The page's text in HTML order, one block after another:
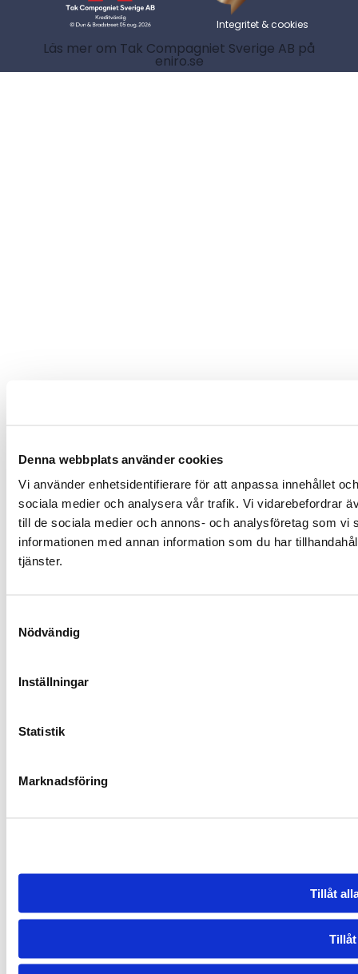
Denna webbplats använder cookies
Vi använder enhetsidentifierare för att anpassa innehållet
sociala medier och analysera vår trafik. Vi vidarebefordrar
till de sociala medier och annons- och analysföretag som
informationen med annan information som du har
tjänster.
Nödvändig
Inställningar
Statistik
Marknadsföring
Tillåt
Integritet & cookies
Läs mer om Tak Compagniet Sverige AB på
eniro.se